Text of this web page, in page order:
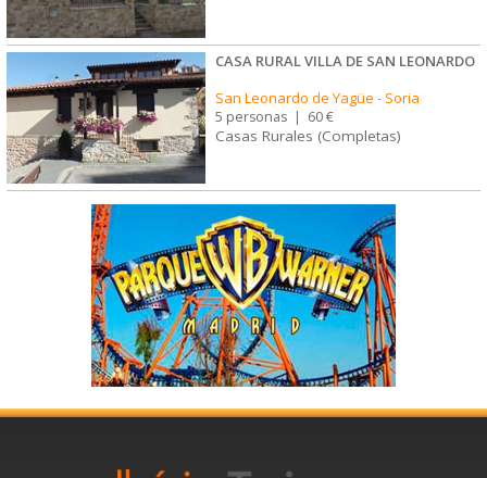
CASA RURAL VILLA DE SAN LEONARDO
San Leonardo de Yagüe - Soria
5 personas | 60 €
Casas Rurales (Completas)